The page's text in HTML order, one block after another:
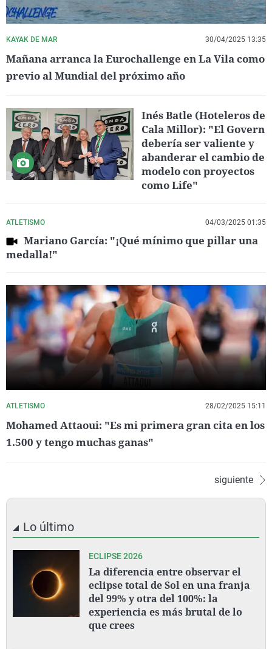
KAYAK DE MAR 30/04/2025 13:35
Mañana arranca la Eurochallenge en La Vila como
previo al Mundial del próximo año
Inés Batle (Hoteleros de
Cala Millor): "El Govern
debería ser valiente y
abanderar el cambio de
modelo con proyectos
como Life"
ATLETISMO 04/03/2025 01:35
Mariano García: "¡Qué mínimo que pillar una
medalla!"
ATLETISMO 28/02/2025 15:11
Mohamed Attaoui: "Es mi primera gran cita en los
1.500 y tengo muchas ganas"
siguiente
Lo último
ECLIPSE 2026
La diferencia entre observar el
eclipse total de Sol en una franja
del 99% y otra del 100%: la
experiencia es más brutal de lo
que crees